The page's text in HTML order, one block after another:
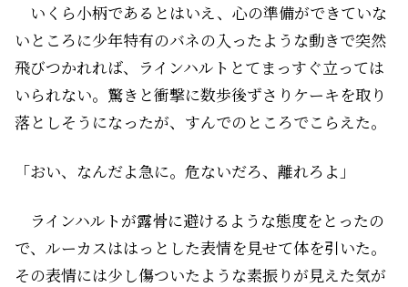
いくら小柄であるとはいえ、心の準備ができていな
いところに少年特有のバネの入ったような動きで突然
飛びつかれれば、ラインハルトとてまっすぐ立っては
いられない。驚きと衝撃に数歩後ずさりケーキを取り
落としそうになったが、すんでのところでこらえた。
「おい、なんだよ急に。危ないだろ、離れろよ」
ラインハルトが露骨に避けるような態度をとったの
で、ルーカスははっとした表情を見せて体を引いた。
その表情には少し傷ついたような素振りが見えた気が